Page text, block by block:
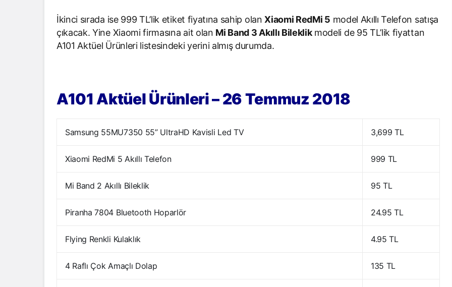
İkinci sırada ise 999 TL’lik etiket fiyatına sahip olan Xiaomi RedMi 5 model Akıllı Telefon satışa
çıkacak. Yine Xiaomi firmasına ait olan Mi Band 3 Akıllı Bileklikmodeli de 95 TL’lik fiyattan
A101 Aktüel Ürünleri listesindeki yerini almış durumda.
A101 Aktüel Ürünleri – 26 Temmuz 2018
Samsung 55MU7350 55” UltraHD Kavisli Led TV 3,699 TL
Xiaomi RedMi 5 Akıllı Telefon 999 TL
Mi Band 2 Akıllı Bileklik 95 TL
Piranha 7804 Bluetooth Hoparlör 24.95 TL
Flying Renkli Kulaklık 4.95 TL
4 Raflı Çok Amaçlı Dolap 135 TL